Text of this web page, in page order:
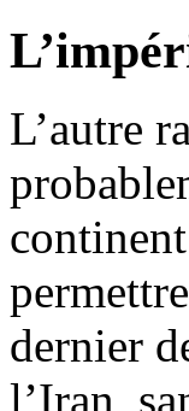
L’autre
dernier
l’Iran,